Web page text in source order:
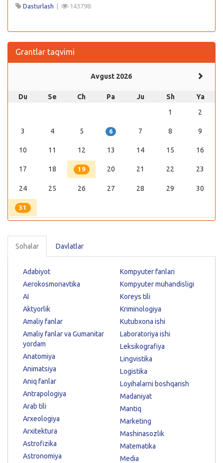
Dasturlash | 143798
Grantlar taqvimi
Avgust 2026
Du Se Ch Pa Ju Sh
Ya
1
2
3 4 5 6 7 8 9
10 11 12 13 14 15 16
17 18 19 20 21 22 23
24 25 26 27 28 29 30
31
Sohalar Davlatlar
Adabiyot
Aerokosmonavtika
AI
Aktyorlik
Amaliy fanlar
Amaliy fanlar va Gumanitar
yordam
Anatomiya
Animatsiya
Aniq fanlar
Antrapologiya
Arab tili
Arxeologiya
Arxitektura
Astrofizika
Astronomiya
Kompyuter fanlari
Kompyuter muhandisligi
Koreys tili
Kriminologiya
Kutubxona ishi
Laboratoriya ishi
Leksikografiya
Lingvistika
Logistika
Loyihalarni boshqarish
Madaniyat
Mantiq
Marketing
Mashinasozlik
Matematika
Media